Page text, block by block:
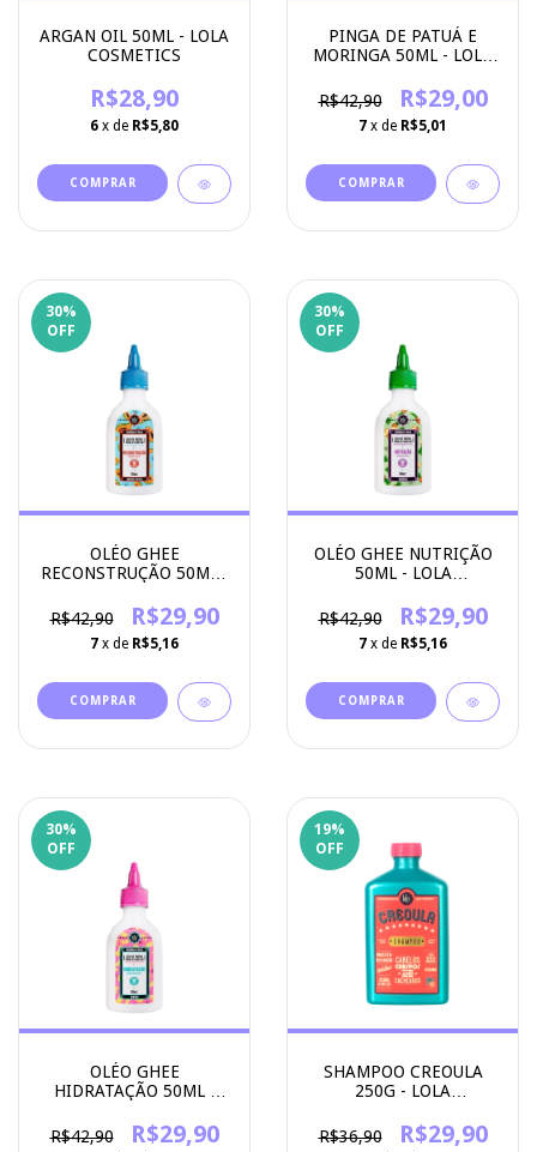
ARGAN OIL 50ML - LOLA
COSMETICS
R$28,90
6 x de R$5,80
PINGA DE PATUÁ E
MORINGA 50ML - LOLA
R$42,90
R$29,00
7 x de R$5,01
30%
OFF
OLÉO GHEE
RECONSTRUÇÃO 50ML -
R$42,90
R$29,90
7 x de R$5,16
30%
OFF
OLÉO GHEE NUTRIÇÃO
50ML - LOLA
R$42,90
R$29,90
7 x de R$5,16
30%
OFF
OLÉO GHEE
HIDRATAÇÃO 50ML -
R$42,90
R$29,90
19%
OFF
SHAMPOO CREOULA
250G - LOLA
R$36,90
R$29,90